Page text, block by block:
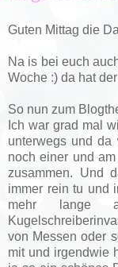
Guten Mittag die
Na is bei euch
Woche :) da hat
So nun zum
Ich war grad mal
unterwegs und
noch einer und
zusammen. Und
immer rein tu und
mehr lange
von Messen oder
mit und irgendwie